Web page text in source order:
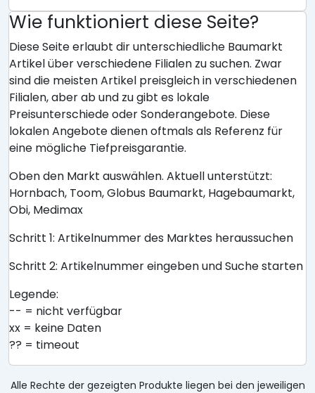
Wie funktioniert diese Seite?
Diese Seite erlaubt dir unterschiedliche Baumarkt
Artikel über verschiedene Filialen zu suchen. Zwar
sind die meisten Artikel preisgleich in verschiedenen
Filialen, aber ab und zu gibt es lokale
Preisunterschiede oder Sonderangebote. Diese
lokalen Angebote dienen oftmals als Referenz für
eine mögliche Tiefpreisgarantie.
Oben den Markt auswählen. Aktuell unterstützt:
Hornbach, Toom, Globus Baumarkt, Hagebaumarkt,
Obi, Medimax
Schritt 1: Artikelnummer des Marktes heraussuchen
Schritt 2: Artikelnummer eingeben und Suche starten
Legende:
-- = nicht verfügbar
xx = keine Daten
?? = timeout
Alle Rechte der gezeigten Produkte liegen bei den jeweiligen